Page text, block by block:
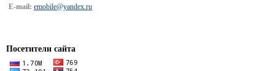
E-mail: emobile@yandex.ru
Посетители сайта